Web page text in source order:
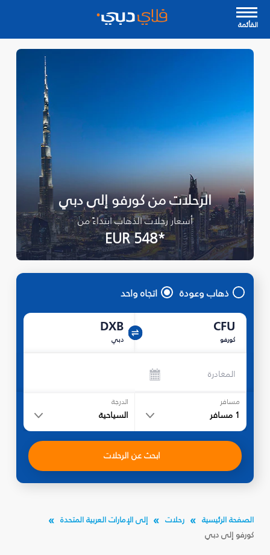
القأئمة
الرحلات من كورفو إلى دبي
أسعار رحلات الذهاب ابتداءً من
*EUR 548
ذهاب وعودة اتجاه واحد
CFU
كورفو
DXB
دبي
المغادرة
مسافر
1 مسافر
الدرجة
السياحية
ابحث عن الرحلات
الصفحة الرئيسية رحلات
إلى الإمارات العربية المتحدة
كورفو إلى دبي